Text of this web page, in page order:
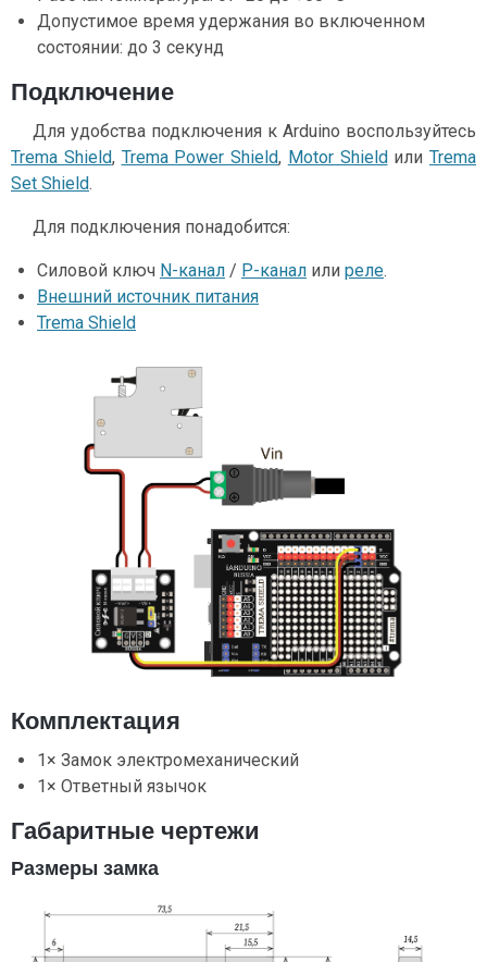
Допустимое время удержания во включенном
состоянии: до 3 секунд
Подключение
Для удобства подключения к Arduino воспользуйтесь
Trema Shield, Trema Power Shield, Motor Shield или Trema
Set Shield.
Для подключения понадобится:
Силовой ключ N-канал / P-канал или реле.
Внешний источник питания
Trema Shield
Комплектация
1× Замок электромеханический
1× Ответный язычок
Габаритные чертежи
Размеры замка